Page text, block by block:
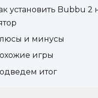
установить Bubbu 2
и минусы
игры
итог